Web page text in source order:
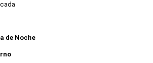
de Noche